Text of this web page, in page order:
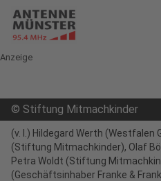
Anzeige
© Stiftung Mitmachkinder
(v. l.) Hildegard Werth (Westfalen
(Stiftung Mitmachkinder), Olaf
Petra Woldt (Stiftung
(Geschäftsinhaber Franke &